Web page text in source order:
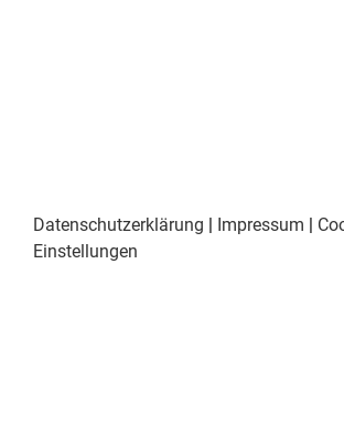
Datenschutzerklärung | Impressum |
Einstellungen